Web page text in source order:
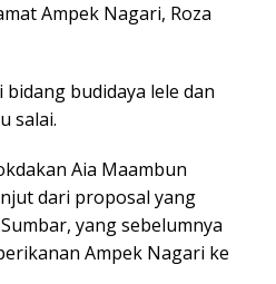
Ampek Nagari, Roza
budidaya lele dan
salai.
Aia Maambun
dari proposal yang
yang sebelumnya
Ampek Nagari ke